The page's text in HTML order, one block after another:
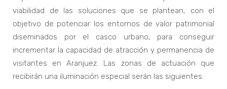
viabilidad de las soluciones que se plantean, con el
objetivo de potenciar los entornos de valor patrimonial
diseminados por el casco urbano, para conseguir
incrementar la capacidad de atracción y permanencia de
visitantes en Aranjuez. Las zonas de actuación que
recibirán una iluminación especial serán las siguientes: